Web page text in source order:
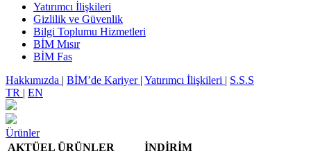
Yatırımcı İlişkileri
Gizlilik ve Güvenlik
Bilgi Toplumu Hizmetleri
BİM Mısır
BİM Fas
Hakkımızda | BİM’de Kariyer | Yatırımcı İlişkileri | S.S.S
TR | EN
Ürünler
AKTÜEL ÜRÜNLER
İNDİRİM